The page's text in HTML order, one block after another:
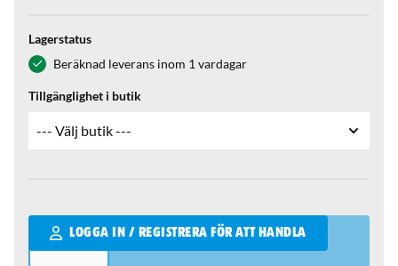
Lagerstatus
Beräknad leverans inom 1 vardagar
Tillgänglighet i butik
LOGGA IN / REGISTRERA FÖR ATT HANDLA
Qantity